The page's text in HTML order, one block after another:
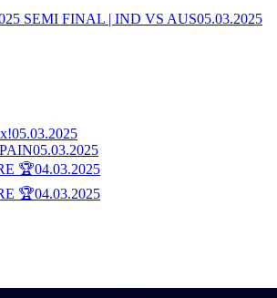
SEMI FINAL | IND VS AUS05.03.2025
05.03.2025
05.03.2025
🏆04.03.2025
🏆04.03.2025